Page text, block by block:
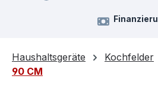
Haushaltsgeräte Kochfelder
90 CM